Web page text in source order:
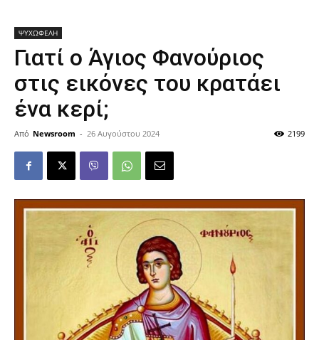
ΨΥΧΩΦΕΛΗ
Γιατί ο Άγιος Φανούριος
στις εικόνες του κρατάει
ένα κερί;
Από Newsroom - 26 Αυγούστου 2024 2199